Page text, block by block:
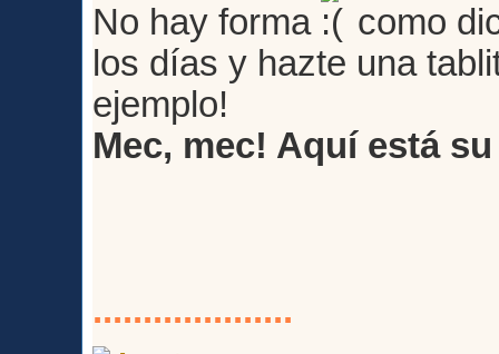
No hay forma
como
los días y hazte una
ejemplo!
Mec, mec! Aquí está
....................